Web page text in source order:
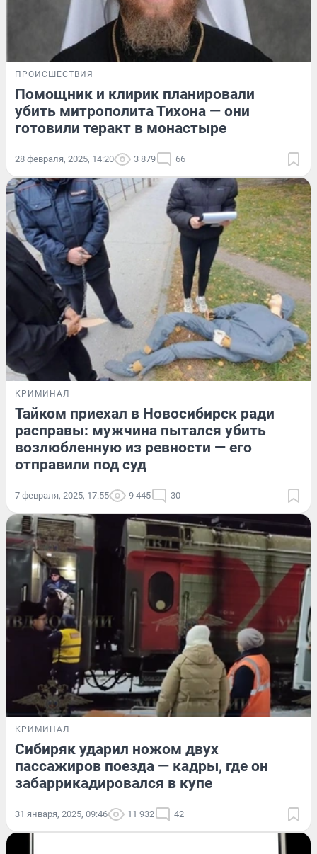
ПРОИСШЕСТВИЯ
Помощник и клирик планировали
убить митрополита Тихона — они
готовили теракт в монастыре
28 февраля, 2025, 14:20 3 879 66
КРИМИНАЛ
Тайком приехал в Новосибирск ради
расправы: мужчина пытался убить
возлюбленную из ревности — его
отправили под суд
7 февраля, 2025, 17:55 9 445 30
КРИМИНАЛ
Сибиряк ударил ножом двух
пассажиров поезда — кадры, где он
забаррикадировался в купе
31 января, 2025, 09:46 11 932 42